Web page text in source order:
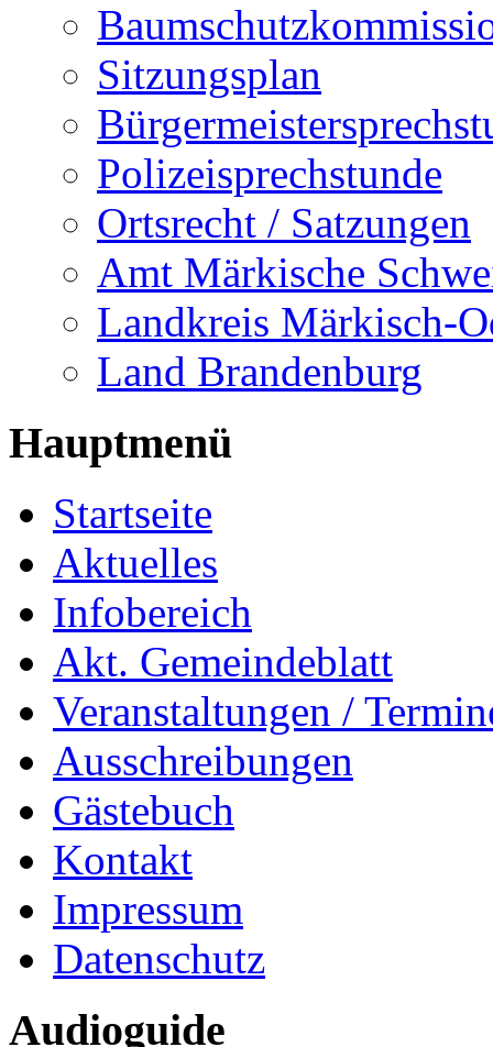
Sitzungsplan
Polizeisprechstunde
Ortsrecht / Satzungen
Amt Märkische
Landkreis Märkisch-
Land Brandenburg
Hauptmenü
Startseite
Aktuelles
Infobereich
Akt. Gemeindeblatt
Veranstaltungen /
Ausschreibungen
Gästebuch
Kontakt
Impressum
Datenschutz
Audioguide